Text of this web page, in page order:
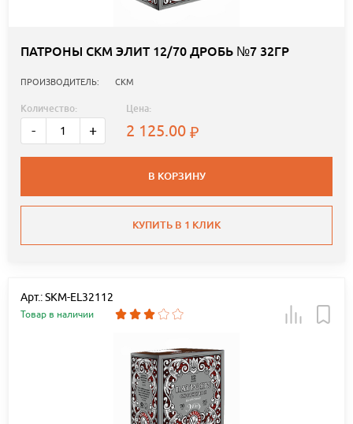
ПАТРОНЫ СКМ ЭЛИТ 12/70 ДРОБЬ №7 32ГР
ПРОИЗВОДИТЕЛЬ: СКМ
Количество:
- +
Цена:
2 125.00
В КОРЗИНУ
КУПИТЬ В 1 КЛИК
Арт.: SKM-EL32112
Товар в наличии